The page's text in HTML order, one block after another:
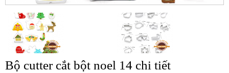
Bộ cutter cắt bột noel 14 chi tiết